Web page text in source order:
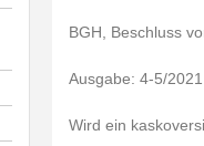
BGH, Beschluss
Ausgabe: 4-5/2021
Wird ein